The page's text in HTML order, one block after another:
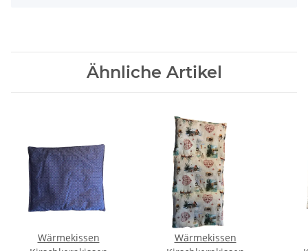
Ähnliche Artikel
Wärmekissen
Wärmekissen